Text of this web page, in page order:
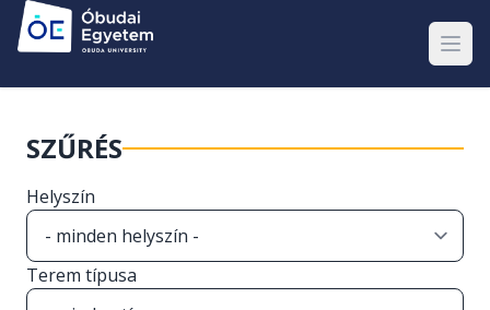
SZŰRÉS
Helyszín
Terem típusa